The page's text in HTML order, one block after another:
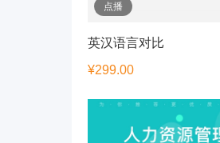
点播
英汉语言对比
¥299.00